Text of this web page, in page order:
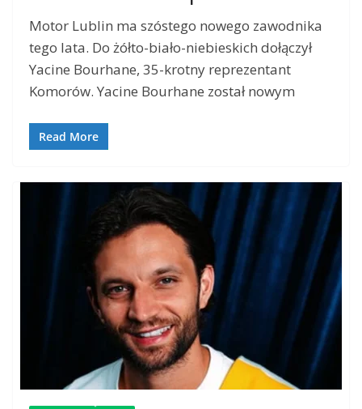
Motor Lublin ma szóstego nowego zawodnika
tego lata. Do żółto-biało-niebieskich dołączył
Yacine Bourhane, 35-krotny reprezentant
Komorów. Yacine Bourhane został nowym
Read More